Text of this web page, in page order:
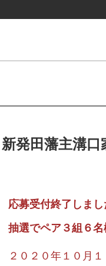
発田藩主溝口
応募受付終了しまし
抽選でペア３組６名
２０２０年１０月